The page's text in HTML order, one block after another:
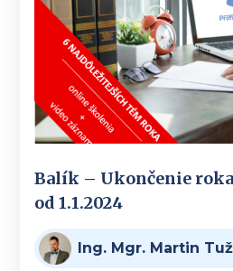
Balík – Ukončenie roka
od 1.1.2024
Ing. Mgr. Martin